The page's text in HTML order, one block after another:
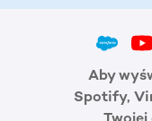
Aby
Spotify,